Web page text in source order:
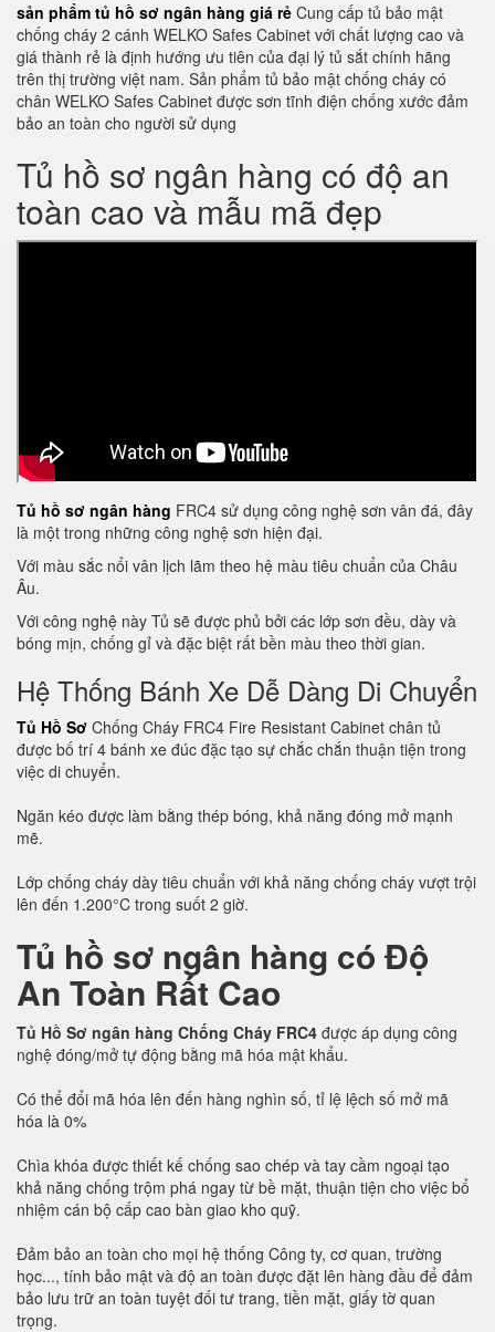
sản phẩm tủ hồ sơ ngân hàng giá rẻ Cung cấp tủ bảo mật
chống cháy 2 cánh WELKO Safes Cabinet với chất lượng cao và
giá thành rẻ là định hướng ưu tiên của đại lý tủ sắt chính hãng
trên thị trường việt nam. Sản phẩm tủ bảo mật chống cháy có
chân WELKO Safes Cabinet được sơn tĩnh điện chống xước đảm
bảo an toàn cho người sử dụng
Tủ hồ sơ ngân hàng có độ an
toàn cao và mẫu mã đẹp
Tủ hồ sơ ngân hàng FRC4 sử dụng công nghệ sơn vân đá, đây
là một trong những công nghệ sơn hiện đại.
Với màu sắc nổi vân lịch lãm theo hệ màu tiêu chuẩn của Châu
Âu.
Với công nghệ này Tủ sẽ được phủ bởi các lớp sơn đều, dày và
bóng mịn, chống gỉ và đặc biệt rất bền màu theo thời gian.
Hệ Thống Bánh Xe Dễ Dàng Di Chuyển
Tủ Hồ Sơ Chống Cháy FRC4 Fire Resistant Cabinet chân tủ
được bố trí 4 bánh xe đúc đặc tạo sự chắc chắn thuận tiện trong
việc di chuyển.
Ngăn kéo được làm bằng thép bóng, khả năng đóng mở mạnh
mẽ.
Lớp chống cháy dày tiêu chuẩn với khả năng chống cháy vượt trội
lên đến 1.200°C trong suốt 2 giờ.
Tủ hồ sơ ngân hàng có Độ
An Toàn Rất Cao
Tủ Hồ Sơ ngân hàng Chống Cháy FRC4 được áp dụng công
nghệ đóng/mở tự động bằng mã hóa mật khẩu.
Có thể đổi mã hóa lên đến hàng nghìn số, tỉ lệ lệch số mở mã
hóa là 0%
Chìa khóa được thiết kế chống sao chép và tay cầm ngoại tạo
khả năng chống trộm phá ngay từ bề mặt, thuận tiện cho việc bổ
nhiệm cán bộ cấp cao bàn giao kho quỹ.
Đảm bảo an toàn cho mọi hệ thống Công ty, cơ quan, trường
học..., tính bảo mật và độ an toàn được đặt lên hàng đầu để đảm
bảo lưu trữ an toàn tuyệt đối tư trang, tiền mặt, giấy tờ quan
trọng.